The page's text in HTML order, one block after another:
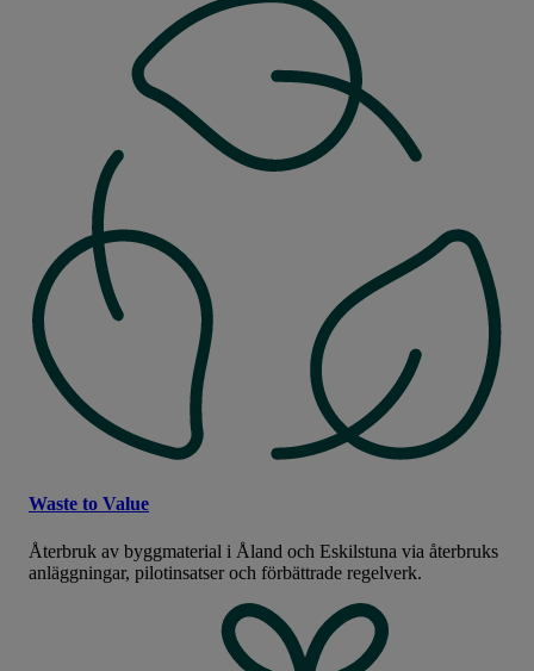
Waste to Value
Återbruk av byggmaterial i Åland och Eskilstuna via återbruks
anläggningar, pilotinsatser och förbättrade regelverk.